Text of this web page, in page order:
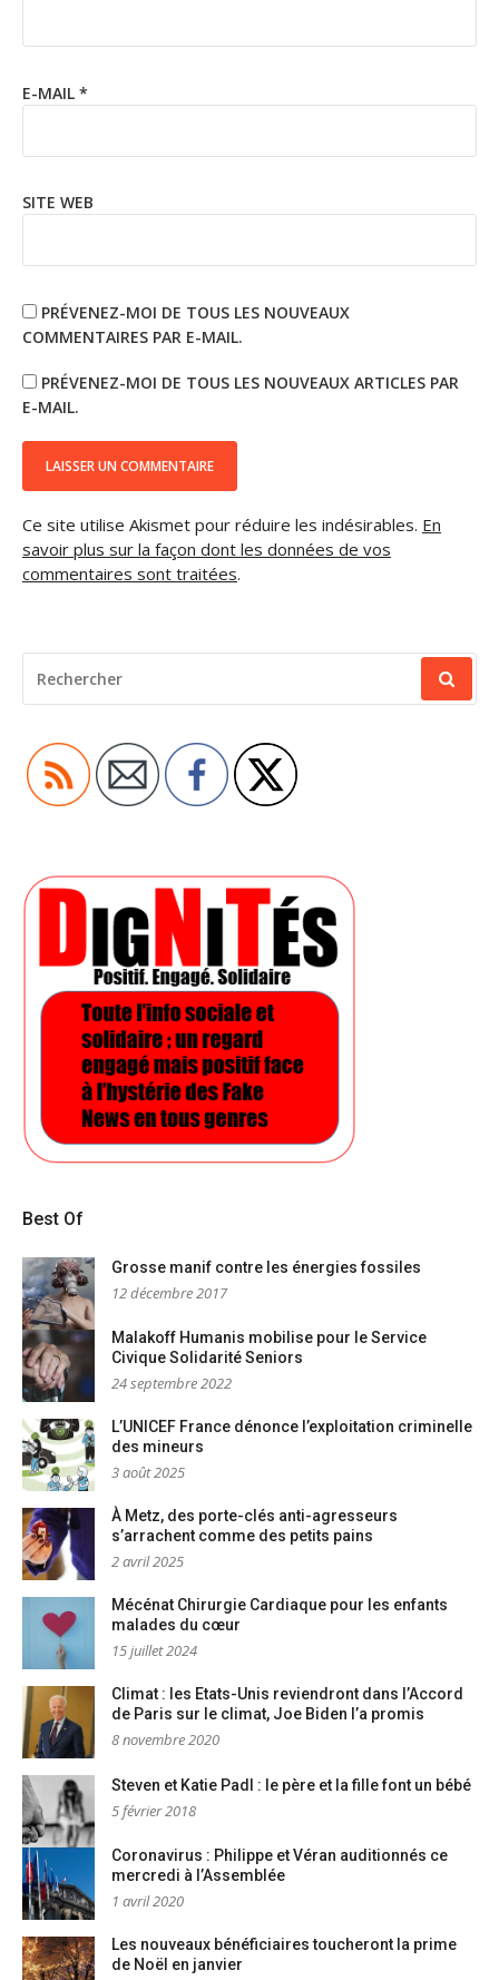
E-MAIL *
SITE WEB
PRÉVENEZ-MOI DE TOUS LES NOUVEAUX
COMMENTAIRES PAR E-MAIL.
PRÉVENEZ-MOI DE TOUS LES NOUVEAUX ARTICLES PAR
E-MAIL.
Ce site utilise Akismet pour réduire les indésirables. En
savoir plus sur la façon dont les données de vos
commentaires sont traitées.
POUR
:
Best Of
Grosse manif contre les énergies fossiles
12 décembre 2017
Malakoff Humanis mobilise pour le Service
Civique Solidarité Seniors
24 septembre 2022
L’UNICEF France dénonce l’exploitation criminelle
des mineurs
3 août 2025
À Metz, des porte-clés anti-agresseurs
s’arrachent comme des petits pains
2 avril 2025
Mécénat Chirurgie Cardiaque pour les enfants
malades du cœur
15 juillet 2024
Climat : les Etats-Unis reviendront dans l’Accord
de Paris sur le climat, Joe Biden l’a promis
8 novembre 2020
Steven et Katie Padl : le père et la fille font un bébé
5 février 2018
Coronavirus : Philippe et Véran auditionnés ce
mercredi à l’Assemblée
1 avril 2020
Les nouveaux bénéficiaires toucheront la prime
de Noël en janvier